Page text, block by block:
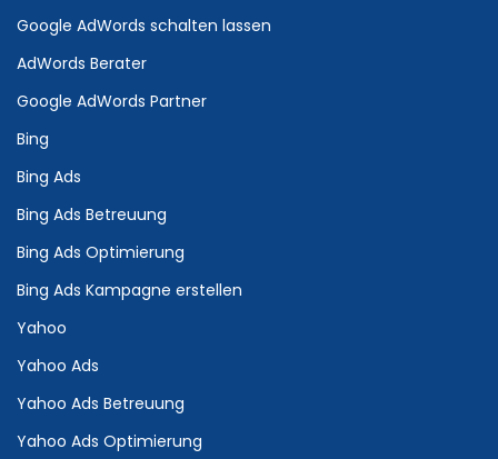
Google AdWords schalten lassen
AdWords Berater
Google AdWords Partner
Bing
Bing Ads
Bing Ads Betreuung
Bing Ads Optimierung
Bing Ads Kampagne erstellen
Yahoo
Yahoo Ads
Yahoo Ads Betreuung
Yahoo Ads Optimierung